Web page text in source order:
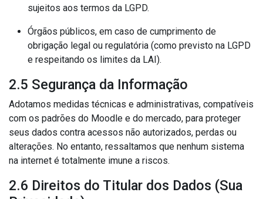
sujeitos aos termos da LGPD.
Órgãos públicos, em caso de cumprimento de
obrigação legal ou regulatória (como previsto na LGPD
e respeitando os limites da LAI).
2.5 Segurança da Informação
Adotamos medidas técnicas e administrativas, compatíveis
com os padrões do Moodle e do mercado, para proteger
seus dados contra acessos não autorizados, perdas ou
alterações. No entanto, ressaltamos que nenhum sistema
na internet é totalmente imune a riscos.
2.6 Direitos do Titular dos Dados (Sua